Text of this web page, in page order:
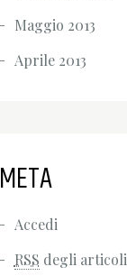
Maggio 2013
Aprile 2013
META
Accedi
RSS degli articoli